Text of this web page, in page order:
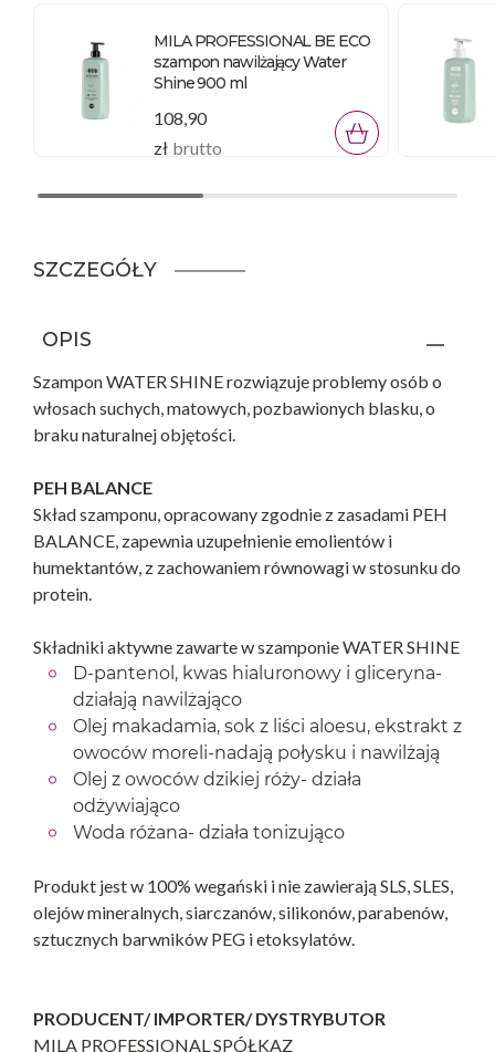
MILA PROFESSIONAL BE ECO
szampon nawilżający Water
Shine 900 ml
108,90
zł brutto
SZCZEGÓŁY
OPIS
Szampon WATER SHINE rozwiązuje problemy osób o
włosach suchych, matowych, pozbawionych blasku, o
braku naturalnej objętości.
PEH BALANCE
Skład szamponu, opracowany zgodnie z zasadami PEH
BALANCE, zapewnia uzupełnienie emolientów i
humektantów, z zachowaniem równowagi w stosunku do
protein.
Składniki aktywne zawarte w szamponie WATER SHINE
D-pantenol, kwas hialuronowy i gliceryna-
działają nawilżająco
Olej makadamia, sok z liści aloesu, ekstrakt z
owoców moreli-nadają połysku i nawilżają
Olej z owoców dzikiej róży- działa
odżywiająco
Woda różana- działa tonizująco
Produkt jest w 100% wegański i nie zawierają SLS, SLES,
olejów mineralnych, siarczanów, silikonów, parabenów,
sztucznych barwników PEG i etoksylatów.
PRODUCENT/ IMPORTER/ DYSTRYBUTOR
MILA PROFESSIONAL SPÓŁKAZ